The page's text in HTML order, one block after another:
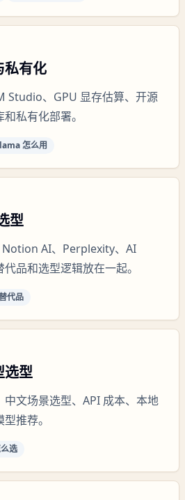
私有化
Studio、GPU 显存估算、开源
私有化部署。
怎么用
型
AI、Perplexity、AI
品和选型逻辑放在一起。
代品
选型
文场景选型、API 成本、本地
推荐。
选